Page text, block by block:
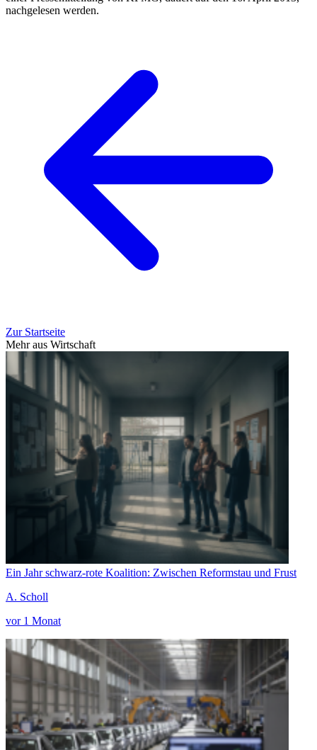
nachgelesen werden.
Zur Startseite
Mehr aus Wirtschaft
Ein Jahr schwarz-rote Koalition: Zwischen Reformstau und Frust
A. Scholl
vor 1 Monat